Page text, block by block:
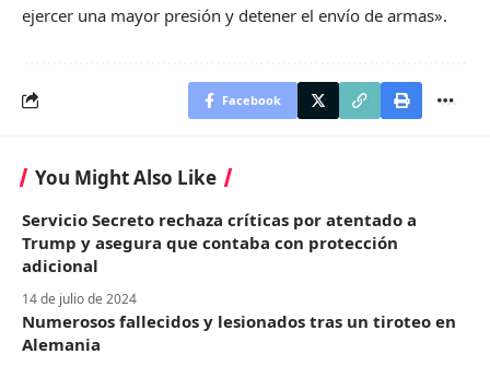
ejercer una mayor presión y detener el envío de armas».
Facebook
You Might Also Like
Servicio Secreto rechaza críticas por atentado a
Trump y asegura que contaba con protección
adicional
14 de julio de 2024
Numerosos fallecidos y lesionados tras un tiroteo en
Alemania